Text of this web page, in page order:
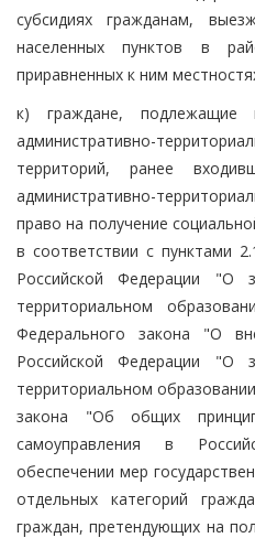
субсидиях гражданам,
населенных пунктов в
приравненных к ним
к) граждане, подлежащие
административно-
территорий, ранее
административно-
право на получение
в соответствии с пунктами
Российской Федерации "О
территориальном
Федерального закона "О
Российской Федерации "О
территориальном
закона "Об общих
самоуправления в
обеспечении мер
отдельных категорий
граждан, претендующих на